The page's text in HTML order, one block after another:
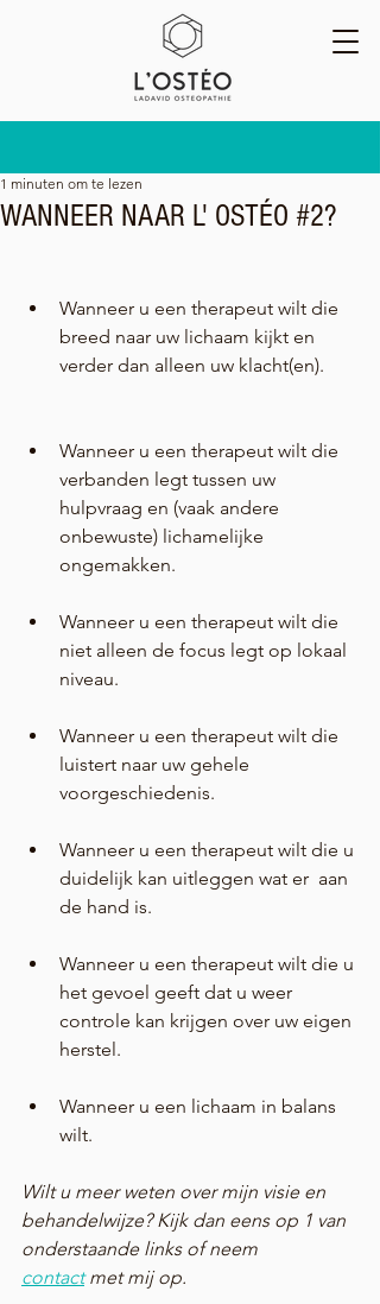
WANNEER NAAR L' OSTÉO #2?
1 minuten om te lezen
Wanneer u een therapeut wilt die
breed naar uw lichaam kijkt en
verder dan alleen uw klacht(en).
Wanneer u een therapeut wilt die
verbanden legt tussen uw
hulpvraag en (vaak andere
onbewuste) lichamelijke
ongemakken.
Wanneer u een therapeut wilt die
niet alleen de focus legt op lokaal
niveau.
Wanneer u een therapeut wilt die
luistert naar uw gehele
voorgeschiedenis.
Wanneer u een therapeut wilt die u
duidelijk kan uitleggen wat er  aan
de hand is.
Wanneer u een therapeut wilt die u
het gevoel geeft dat u weer
controle kan krijgen over uw eigen
herstel.
Wanneer u een lichaam in balans
wilt.
Wilt u meer weten over mijn visie en
behandelwijze? Kijk dan eens op 1 van
onderstaande links of neem
contact met mij op.